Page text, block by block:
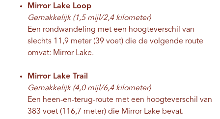
Mirror Lake Loop
Gemakkelijk (1,5 mijl/2,4 kilometer)
Een rondwandeling met een hoogteverschil van
slechts 11,9 meter (39 voet) die de volgende route
omvat: Mirror Lake.
Mirror Lake Trail
Gemakkelijk (4,0 mijl/6,4 kilometer)
Een heen-en-terug-route met een hoogteverschil van
383 voet (116,7 meter) die Mirror Lake bevat.